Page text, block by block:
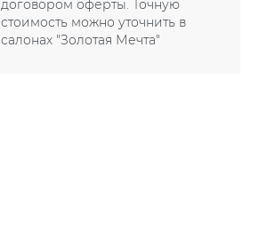
договором оферты. Точную
стоимость можно уточнить в
салонах "Золотая Мечта"